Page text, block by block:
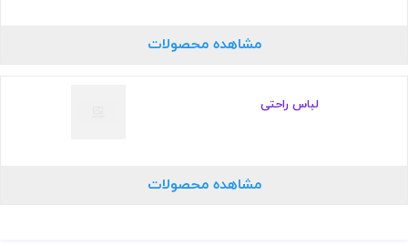
مشاهده محصولات
لباس راحتی
مشاهده محصولات